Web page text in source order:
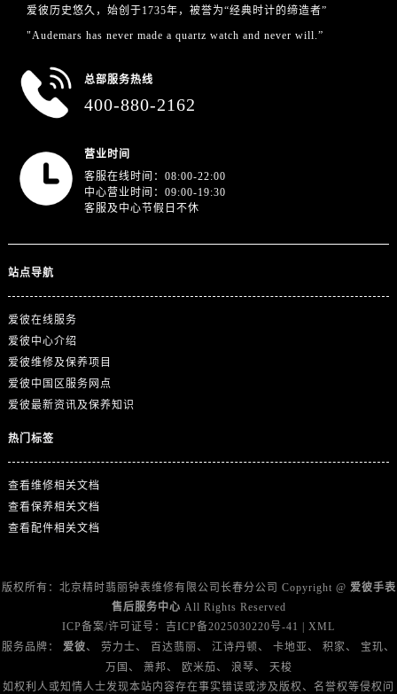
广东省广州市越秀区环市东路371-375号世界贸易中心大厦南塔15层1507室爱彼售后服务中心（需提前预约）
爱彼历史悠久，始创于1735年，被誉为“经典时计的缔造者”
"Audemars has never made a quartz watch and never will.”
总部服务热线
400-880-2162
营业时间
客服在线时间：08:00-22:00
中心营业时间：09:00-19:30
客服及中心节假日不休
站点导航
爱彼在线服务
爱彼中心介绍
爱彼维修及保养项目
爱彼中国区服务网点
爱彼最新资讯及保养知识
热门标签
查看维修相关文档
查看保养相关文档
查看配件相关文档
版权所有：北京精时翡丽钟表维修有限公司长春分公司 Copyright @ 爱彼手表
售后服务中心 All Rights Reserved
ICP备案/许可证号： 吉ICP备2025030220号-41
XML
服务品牌： 爱彼、 劳力士、 百达翡丽 、 江诗丹顿 、 卡地亚、 积家、 宝玑、
万国 、 萧邦、 欧米茄 、 浪琴、 天梭
如权利人或知情人士发现本站内容存在事实错误或涉及版权、名誉权等侵权问